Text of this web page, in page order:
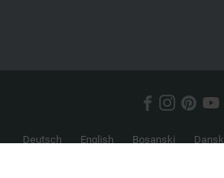
Deutsch English Bosanski Dansk